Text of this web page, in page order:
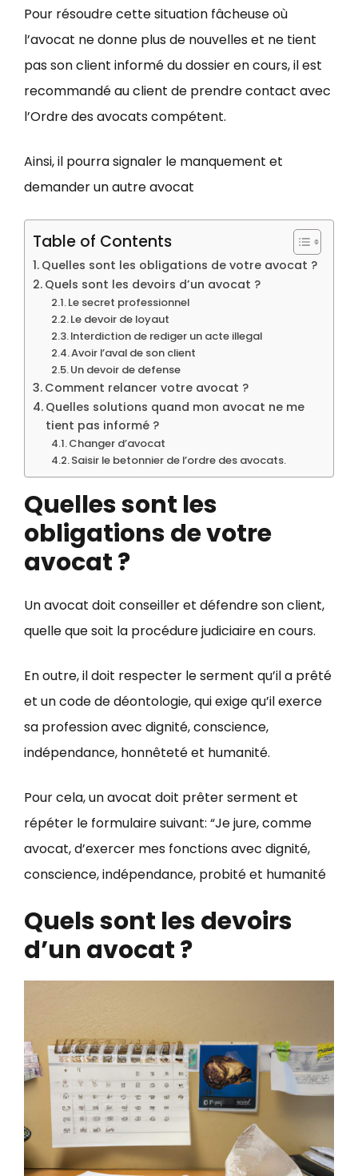
Pour résoudre cette situation fâcheuse où
l’avocat ne donne plus de nouvelles et ne tient
pas son client informé du dossier en cours, il est
recommandé au client de prendre contact avec
l’Ordre des avocats compétent.
Ainsi, il pourra signaler le manquement et
demander un autre avocat
Table of Contents
Quelles sont les obligations de votre avocat ?
Quels sont les devoirs d’un avocat ?
Le secret professionnel
Le devoir de loyaut
Interdiction de rediger un acte illegal
Avoir l’aval de son client
Un devoir de defense
Comment relancer votre avocat ?
Quelles solutions quand mon avocat ne me
tient pas informé ?
Changer d’avocat
Saisir le betonnier de l’ordre des avocats.
Quelles sont les
obligations de votre
avocat ?
Un avocat doit conseiller et défendre son client,
quelle que soit la procédure judiciaire en cours.
En outre, il doit respecter le serment qu’il a prêté
et un code de déontologie, qui exige qu’il exerce
sa profession avec dignité, conscience,
indépendance, honnêteté et humanité.
Pour cela, un avocat doit prêter serment et
répéter le formulaire suivant: “Je jure, comme
avocat, d’exercer mes fonctions avec dignité,
conscience, indépendance, probité et humanité
Quels sont les devoirs
d’un avocat ?